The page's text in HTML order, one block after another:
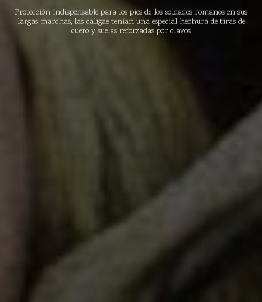
Protección indispensable para los pies de los soldados romanos en sus
largas marchas, las caligae tenían una especial hechura de tiras de
cuero y suelas reforzadas por clavos